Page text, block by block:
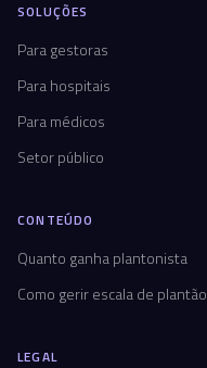
SOLUÇÕES
Para gestoras
Para hospitais
Para médicos
Setor público
CONTEÚDO
Quanto ganha plantonista
Como gerir escala de plantão
LEGAL